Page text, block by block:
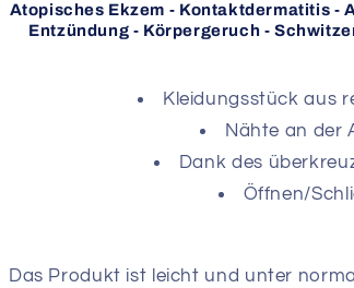
Atopisches Ekzem - Kontaktdermatitis -
Entzündung - Körpergeruch -
Kleidungsstück aus
Nähte an der
Dank des
Öffnen/
Das Produkt ist leicht und unter